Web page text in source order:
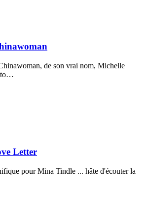
de son vrai nom, Michelle
Letter
pour Mina Tindle ... hâte d'écouter la